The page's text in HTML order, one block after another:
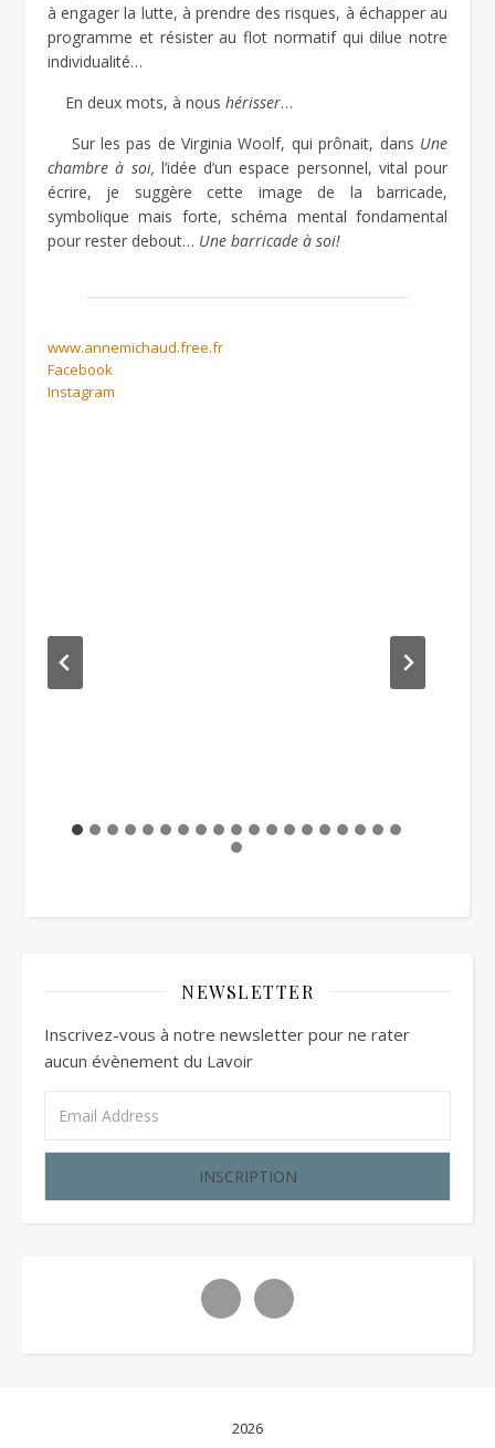
à engager la lutte, à prendre des risques, à échapper au
programme et résister au flot normatif qui dilue notre
individualité…
En deux mots, à nous hérisser…
Sur les pas de Virginia Woolf, qui prônait, dans Une
chambre à soi, l’idée d’un espace personnel, vital pour
écrire, je suggère cette image de la barricade,
symbolique mais forte, schéma mental fondamental
pour rester debout… Une barricade à soi!
www.annemichaud.free.fr
Facebook
Instagram
NEWSLETTER
Inscrivez-vous à notre newsletter pour ne rater
aucun évènement du Lavoir
2026